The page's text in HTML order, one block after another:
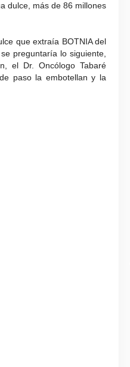
dulce, más de 86 millones
que extraía BOTNIA del
preguntaría lo siguiente,
el Dr. Oncólogo Tabaré
paso la embotellan y la